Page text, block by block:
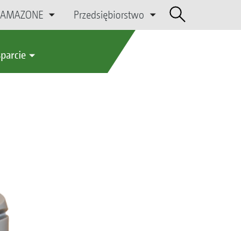
Przedsiębiorstwo